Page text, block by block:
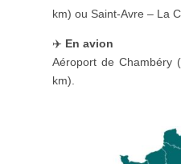
km) ou Saint-Avre – La
✈️ En avion
Aéroport de Chambéry
km).